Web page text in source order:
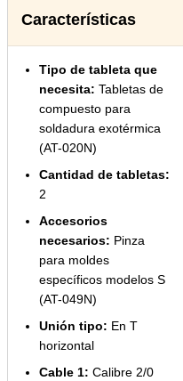
Características
Tipo de tableta que
necesita: Tabletas de
compuesto para
soldadura exotérmica
(AT-020N)
Cantidad de tabletas:
2
Accesorios
necesarios: Pinza
para moldes
específicos modelos S
(AT-049N)
Unión tipo: En T
horizontal
Cable 1: Calibre 2/0